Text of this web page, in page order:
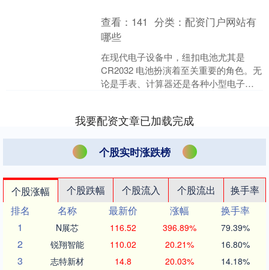
查看： 141 分类：配资门户网站有
哪些
在现代电子设备中，纽扣电池尤其是
CR2032 电池扮演着至关重要的角色。无
论是手表、计算器还是各种小型电子设
我要配资文章已加载完成
个股实时涨跌榜
个股涨幅 个股跌幅 个股流入 个股流出
换手率
排名
名称 最新价 涨幅
换手率
1
N展芯 116.52 396.89% 79.39%
2 锐翔智能 110.02 20.21% 16.80%
3 志特新材 14.8 20.03% 14.18%